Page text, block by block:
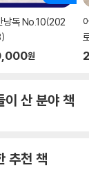
낭독 No.10(202
원
이 산 분야 책
추천 책